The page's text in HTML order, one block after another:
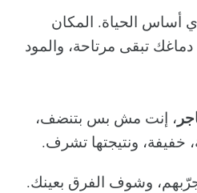
خفيفة، ونتيجتها تشرف.
وشوف الفرق بعينك.